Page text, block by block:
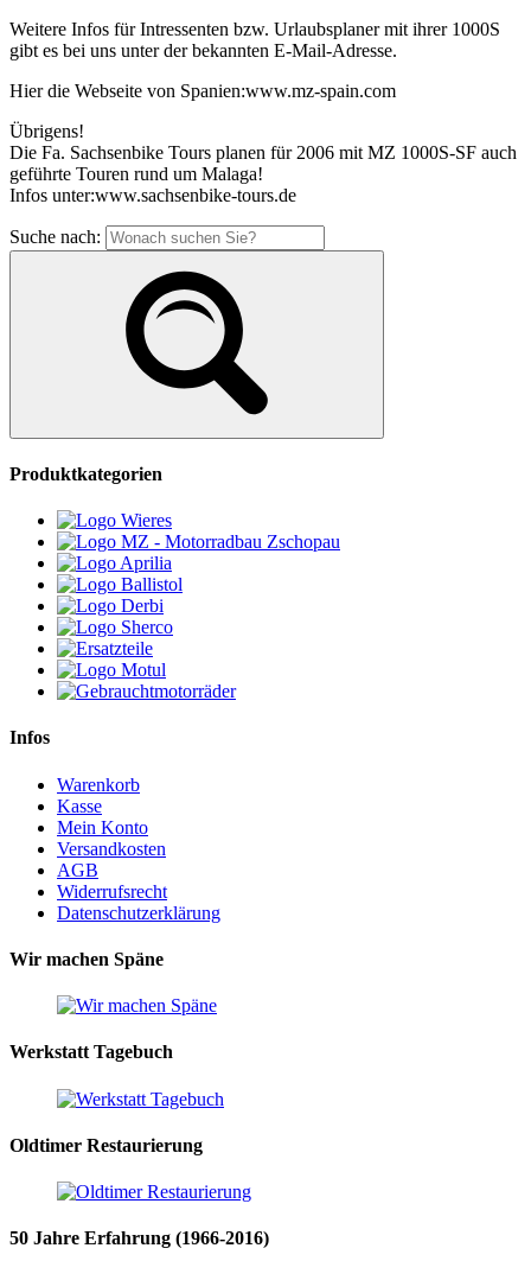
Weitere Infos für Intressenten bzw. Urlaubsplaner mit ihrer 1000S
gibt es bei uns unter der bekannten E-Mail-Adresse.
Hier die Webseite von Spanien:www.mz-spain.com
Übrigens!
Die Fa. Sachsenbike Tours planen für 2006 mit MZ 1000S-SF auch
geführte Touren rund um Malaga!
Infos unter:www.sachsenbike-tours.de
Suche nach:
Produktkategorien
Infos
Warenkorb
Kasse
Mein Konto
Versandkosten
AGB
Widerrufsrecht
Datenschutzerklärung
Wir machen Späne
Werkstatt Tagebuch
Oldtimer Restaurierung
50 Jahre Erfahrung (1966-2016)